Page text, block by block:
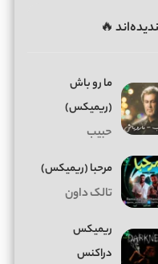
🔥
ما رو باش
(ریمیکس)
حبیب
ﻣﺮﺣﺒﺎ (ریمیکس)
تالک داون
ریمیکس
دراکنس